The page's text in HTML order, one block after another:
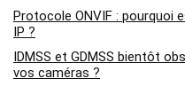
Protocole ONVIF : pourquoi
IP ?
IDMSS et GDMSS bientôt
vos caméras ?